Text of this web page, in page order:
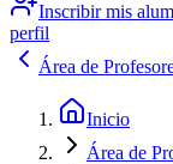
Inscribir mis
perfil
Área de
Inicio
Área de